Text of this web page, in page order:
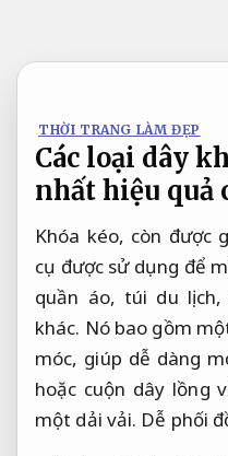
nội
THỜI TRANG LÀM ĐẸP
Các loại dây
nhất hiệu quả
Khóa kéo, còn được
cụ được sử dụng để
quần áo, túi du
khác. Nó bao gồm
móc, giúp dễ dàng
hoặc cuộn dây lồng
một dải vải. Dễ phối